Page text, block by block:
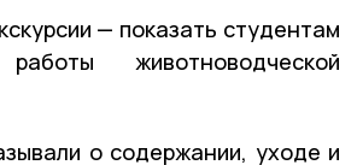
— показать студентам
животноводческой
о содержании, уходе и